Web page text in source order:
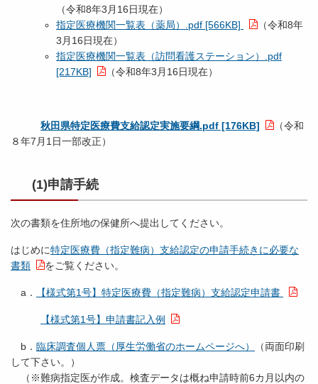
（令和8年3月16日現在）
指定医療機関一覧表（薬局）.pdf [566KB]
（令和8年
3月16日現在）
指定医療機関一覧表（訪問看護ステーション）.pdf
[217KB]
（令和8年3月16日現在）
秋田県特定医療費支給認定実施要綱.pdf [176KB]
（令和
８年7月1日一部改正）
(1)申請手続
次の書類を住所地の保健所へ提出してください。
はじめに特定医療費（指定難病）支給認定の申請手続きに必要な
書類
をご覧ください。
a． 【様式第1号】特定医療費（指定難病）支給認定申請書
【様式第1号】申請書記入例
b． 臨床調査個人票（厚生労働省のホームページへ）
（両面印刷
して下さい。）
（※難病指定医が作成。検査データは概ね申請時前6カ月以内の